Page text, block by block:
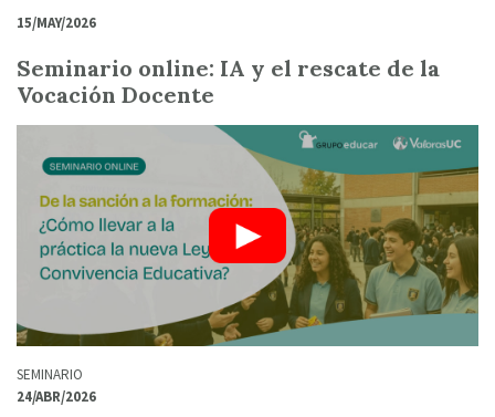
15/MAY/2026
Seminario online: IA y el rescate de la
Vocación Docente
SEMINARIO
24/ABR/2026